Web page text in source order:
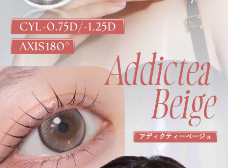
アディクティーベージュ